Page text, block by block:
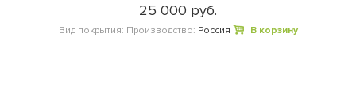
25 000 руб.
Вид покрытия: Производство: Россия В корзину